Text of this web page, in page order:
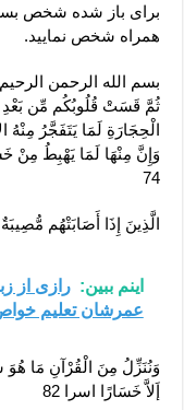
برای باز شده شخص
همراه شخص نمایید.
بسم الله الرحمن الرحیم
ثُمَّ قَسَتْ قُلُوبُکُم مِّن
الْحِجَارَةِ لَمَا یَتَفَجَّرُ مِنْهُ
وَإِنَّ مِنْهَا لَمَا یَهْبِطُ مِنْ
74
الَّذِینَ إِذَا أَصَابَتْهُم مُّصِیبَةٌ
اینم ببین: رازی از
عمرشان تعلیم
وَنُنَزِّلُ مِنَ الْقُرْآنِ مَا هُوَ
إَلاَّ خَسَارًا اسرا 82